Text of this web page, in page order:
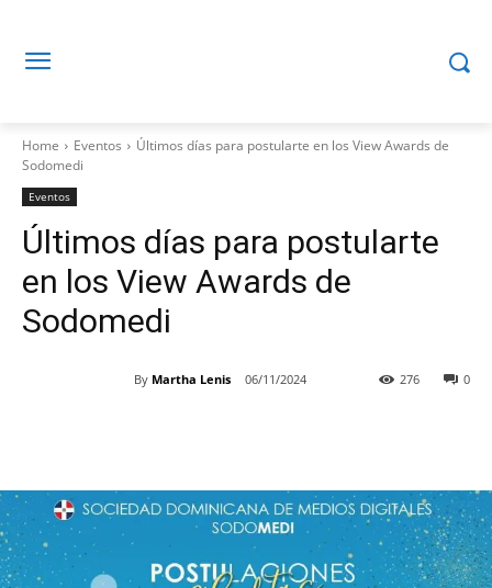
Home Eventos
Últimos días para postularte en los View Awards de
Sodomedi
Eventos
Últimos días para postularte
en los View Awards de
Sodomedi
By Martha Lenis 06/11/2024 0
276